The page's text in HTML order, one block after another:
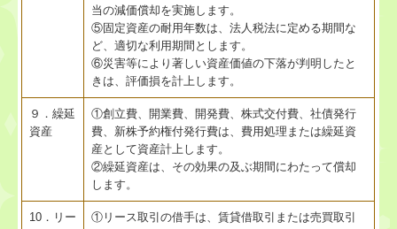
当の減価償却を実施します。
⑤固定資産の耐用年数は、法人税法に定める期間な
ど、適切な利用期間とします。
⑥災害等により著しい資産価値の下落が判明したと
きは、評価損を計上します。
９．繰延
資産
①創立費、開業費、開発費、株式交付費、社債発行
費、新株予約権付発行費は、費用処理または繰延資
産として資産計上します。
②繰延資産は、その効果の及ぶ期間にわたって償却
します。
10．リー
①リース取引の借手は、賃貸借取引または売買取引